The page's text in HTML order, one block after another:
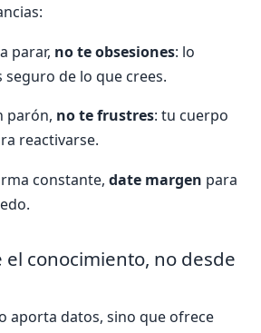
parar, no te obsesiones: lo
seguro de lo que crees.
parón, no te frustres: tu cuerpo
reactivarse.
constante,date margen para
el conocimiento, no desde
aporta datos, sino que ofrece